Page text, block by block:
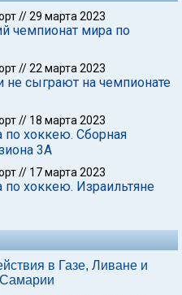
//29 марта 2023
чемпионат мира по
//22 марта 2023
сыграют на чемпионате
// 18 марта 2023
хоккею. Сборная
3А
// 17 марта 2023
хоккею. Израильтяне
в Газе, Ливане и